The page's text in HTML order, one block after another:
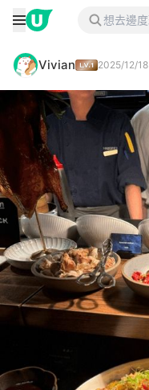
Vivian 2025/12/18